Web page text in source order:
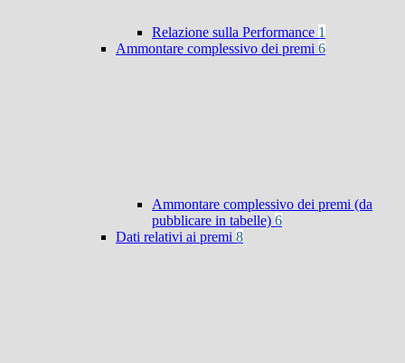
Relazione sulla Performance 1
Ammontare complessivo dei premi 6
Ammontare complessivo dei premi (da
pubblicare in tabelle) 6
Dati relativi ai premi 8